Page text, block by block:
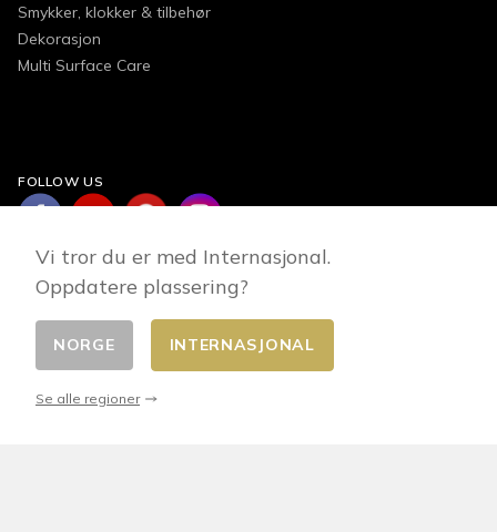
Smykker, klokker & tilbehør
Dekorasjon
Multi Surface Care
FOLLOW US
Endre land
Vi tror du er med Internasjonal.
Oppdatere plassering?
NORGE INTERNASJONAL
Se alle regioner